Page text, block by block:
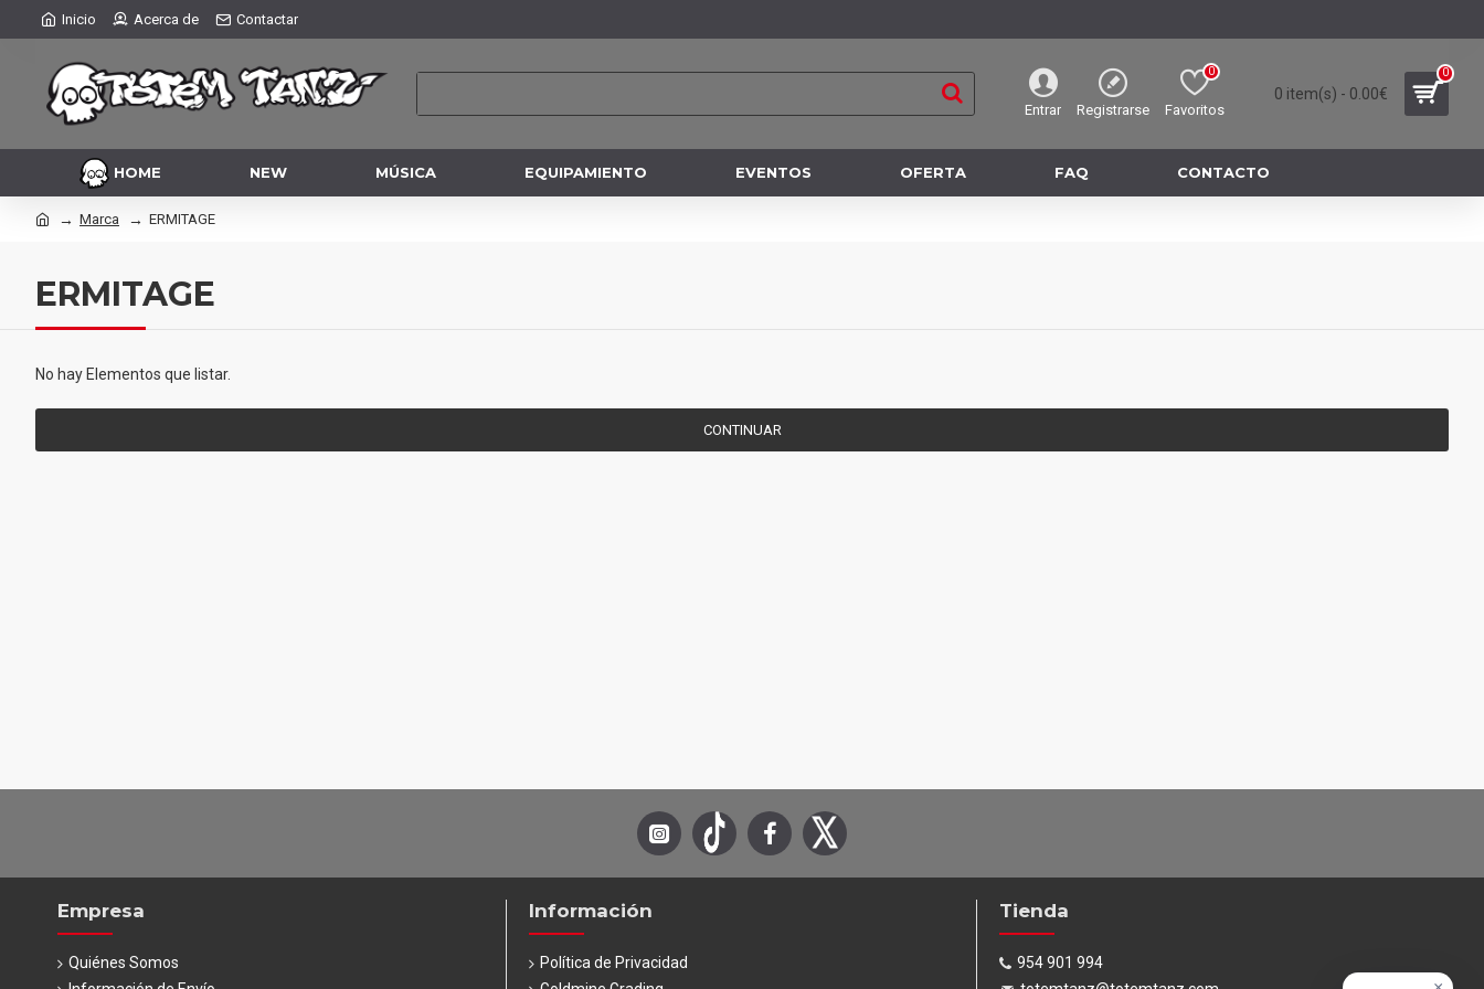
Inicio Acerca de Contactar
Entrar Registrarse Favoritos
0
0 item(s) - 0.00€
0
HOME NEW MÚSICA EQUIPAMIENTO EVENTOS OFERTA FAQ CONTACTO
Marca ERMITAGE
ERMITAGE
No hay Elementos que listar.
CONTINUAR
Empresa
Quiénes Somos
Información
Política de Privacidad
Tienda
954 901 994